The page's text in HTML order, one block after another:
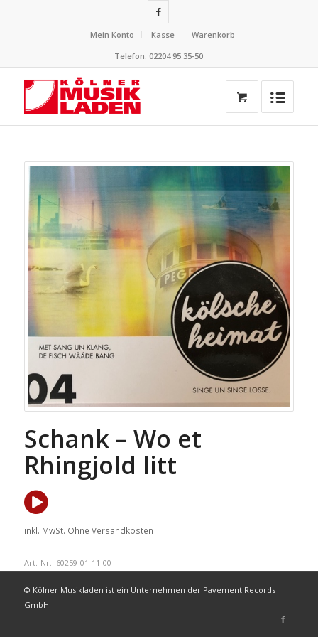
Mein Konto Kasse
Warenkorb
Telefon: 02204 95 35-50
Schank – Wo et
Rhingjold litt
inkl. MwSt. Ohne Versandkosten
Art.-Nr.: 60259-01-11-00
© Kölner Musikladen ist ein Unternehmen der Pavement Records
GmbH